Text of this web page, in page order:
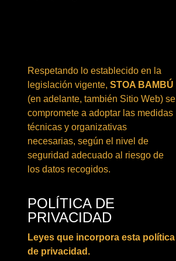
Respetando lo establecido en la
legislación vigente,STOA BAMBÚ
(en adelante, también Sitio Web) se
compromete a adoptar las medidas
técnicas y organizativas
necesarias, según el nivel de
seguridad adecuado al riesgo de
los datos recogidos.
POLÍTICA DE
PRIVACIDAD
Leyes que incorpora esta política
de privacidad.